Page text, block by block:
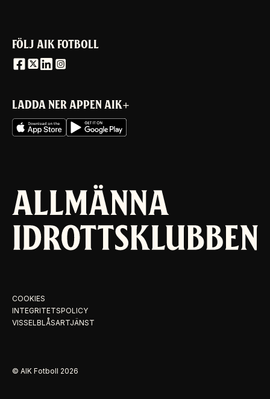
FÖLJ AIK FOTBOLL
LADDA NER APPEN AIK+
COOKIES
INTEGRITETSPOLICY
VISSELBLÅSARTJÄNST
© AIK Fotboll 2026